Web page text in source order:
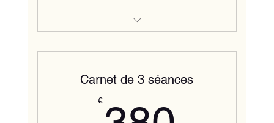
Carnet de 3 séances
€